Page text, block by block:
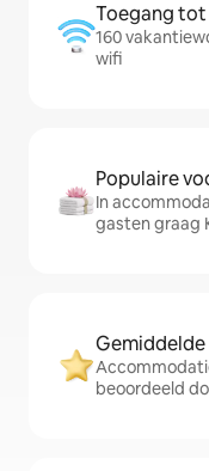
Toegang
160
wifi
Populaire
In
gasten graag
Gemiddelde
beoordeeld